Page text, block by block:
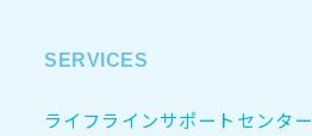
SERVICES
ライフラインサポートセンター